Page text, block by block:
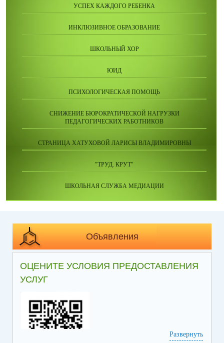
УСПЕХ КАЖДОГО РЕБЕНКА
ИНКЛЮЗИВНОЕ ОБРАЗОВАНИЕ
ШКОЛЬНЫЙ ХОР
ЮИД
ПСИХОЛОГИЧЕСКАЯ ПОМОЩЬ
СНИЖЕНИЕ БЮРОКРАТИЧЕСКОЙ НАГРУЗКИ
ПЕДАГОГИЧЕСКИХ РАБОТНИКОВ
СТРАНИЦА ХАТУХОВОЙ ЛАРИСЫ ВЛАДИМИРОВНЫ
"ТРУД. КРУТ"
ШКОЛЬНАЯ СЛУЖБА МЕДИАЦИИ
Объявления
ОЦЕНИТЕ УСЛОВИЯ ПРЕДОСТАВЛЕНИЯ
УСЛУГ
Развернуть